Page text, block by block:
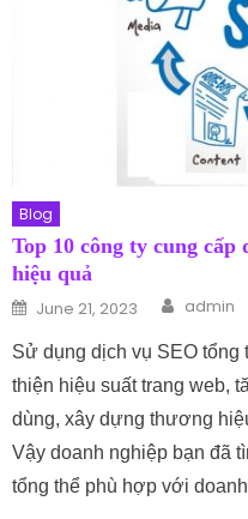
Blog
Top 10 công ty cung
hiệu quả
Posted on
June 21, 2023 Author
admin
Sử dụng dịch vụ SEO tổng
thiện hiệu suất trang web,
dùng, xây dựng thương
Vậy doanh nghiệp bạn đã
tổng thể phù hợp với